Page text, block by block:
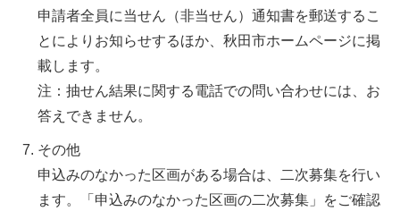
申請者全員に当せん（非当せん）通知書を郵送するこ
とによりお知らせするほか、秋田市ホームページに掲
載します。
注：抽せん結果に関する電話での問い合わせには、お
答えできません。
その他
申込みのなかった区画がある場合は、二次募集を行い
ます。「申込みのなかった区画の二次募集」をご確認